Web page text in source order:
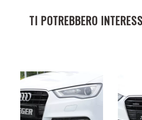
TI POTREBBERO